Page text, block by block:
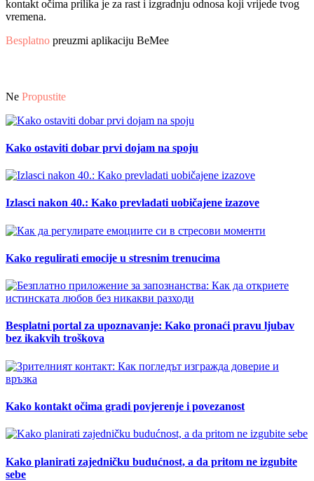
kontakt očima prilika je za rast i izgradnju odnosa koji vrijede tvog
vremena.
Besplatno preuzmi aplikaciju BeMee
Ne Propustite
Kako ostaviti dobar prvi dojam na spoju
Izlasci nakon 40.: Kako prevladati uobičajene izazove
Kako regulirati emocije u stresnim trenucima
Besplatni portal za upoznavanje: Kako pronaći pravu ljubav
bez ikakvih troškova
Kako kontakt očima gradi povjerenje i povezanost
Kako planirati zajedničku budućnost, a da pritom ne izgubite
sebe